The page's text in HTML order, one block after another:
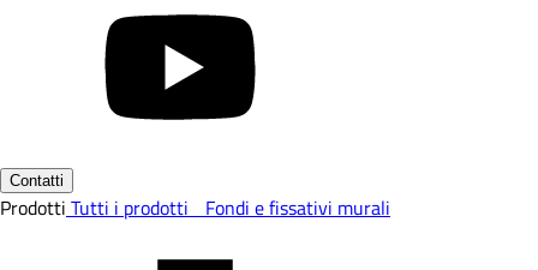
Contatti
Prodotti Tutti i prodotti Fondi e fissativi murali